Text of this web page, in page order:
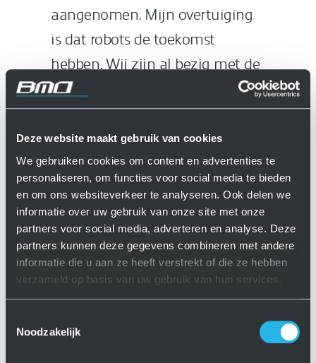
Deze website maakt gebruik van cookies
We gebruiken cookies om content en advertenties te
personaliseren, om functies voor social media te bieden
en om ons websiteverkeer te analyseren. Ook delen we
informatie over uw gebruik van onze site met onze
partners voor social media, adverteren en analyse. Deze
partners kunnen deze gegevens combineren met andere
informatie die u aan ze heeft verstrekt of die ze hebben
verzameld op basis van uw gebruik van hun services.
Noodzakelijk
aangenomen. Mijn overtuiging
is dat robots de toekomst
hebben. Wij zijn al bezig met de
automatisering van de volgende
machine, een draaibank van
Doosan.”
Flexibel automatiseren is
maatwerk
Er bestaat momenteel grote belangstelling voor flexibel
geautomatiseerd verspanen. De open dag die Dormac,
BMO en Siemens organiseerden trok meer dan honderd
Dormac komen bij geautomatiseerd verspanen tal van